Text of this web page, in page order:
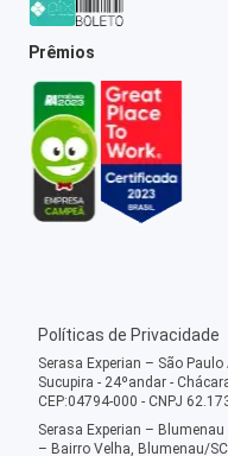
Prêmios
Políticas de Privacidade
Serasa Experian – São
Sucupira - 24ºandar -
CEP:04794-000 - CNPJ
Serasa Experian –
– Bairro Velha, Blumenau/